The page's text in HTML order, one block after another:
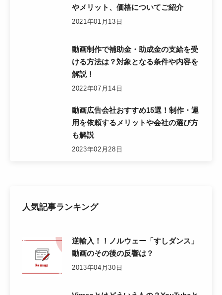
やメリット、価格についてご紹介
2021年01月13日
動画制作で補助金・助成金の支給を受
ける方法は？対象となる条件や内容を
解説！
2022年07月14日
動画広告会社おすすめ15選！制作・運
用を依頼するメリットや会社の選び方
も解説
2023年02月28日
人気記事ランキング
逆輸入！！ノルウェー「すしダンス」
動画のその後の反響は？
2013年04月30日